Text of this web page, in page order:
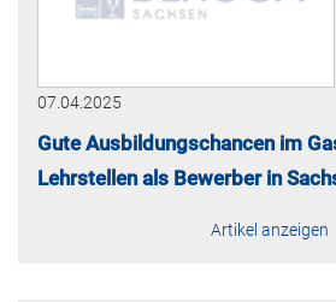
07.04.2025
Gute Ausbildungschancen im
Lehrstellen als Bewerber in
Artikel anzeigen